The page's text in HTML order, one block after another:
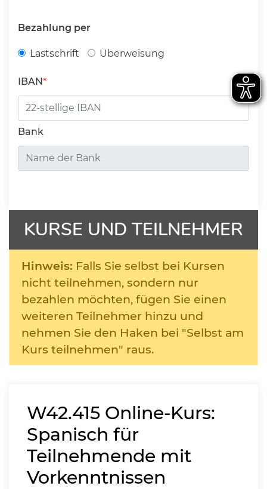
Bezahlung per
Lastschrift Überweisung
IBAN
Bank
KURSE UND TEILNEHMER
Hinweis: Falls Sie selbst bei Kursen
nicht teilnehmen, sondern nur
bezahlen möchten, fügen Sie einen
weiteren Teilnehmer hinzu und
nehmen Sie den Haken bei "Selbst am
Kurs teilnehmen" raus.
W42.415 Online-Kurs:
Spanisch für
Teilnehmende mit
Vorkenntnissen